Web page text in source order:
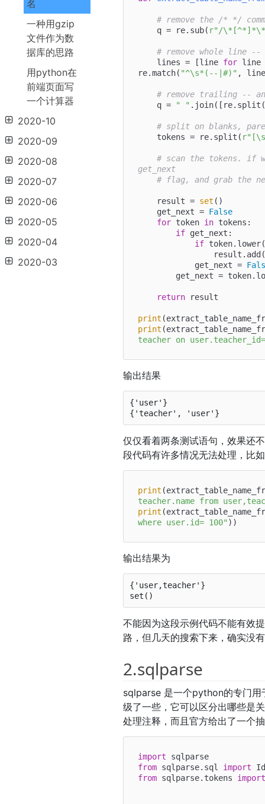
名
一种用gzip
文件作为数
据库的思路
用python在
前端页面写
一个计算器
2020-10
2020-09
2020-08
2020-07
2020-06
2020-05
2020-04
2020-03
# remove the /* */
    q = re.sub(
r"/
# remove whole line --
    lines = [line
for
re.match( "^\s*(--|#)" ,
# remove trailing --
    q =
" "
# split on blanks,
    tokens = re.split(
# scan the tokens. if
get_next
# flag, and grab the
    result =
set ()
    get_next =
False
for token in tokens:
if get_next:
if
            get_next =
get_next =
return result
print
print
teacher on
输出结果
{'user'}
仅仅看着两条测试语句，效果还
段代码有许多情况无法处理，比
print
teacher.name from
print
where user.id= 100"
输出结果为
{'user,teacher'}
不能因为这段示例代码不能有效
路，但几天的搜索下来，确实没
2.sqlparse
sqlparse 是一个python的专门用
级了一些，它可以区分出哪些是
处理注释，而且官方给出了一个
import
from sqlparse.sql import
from sqlparse.tokens